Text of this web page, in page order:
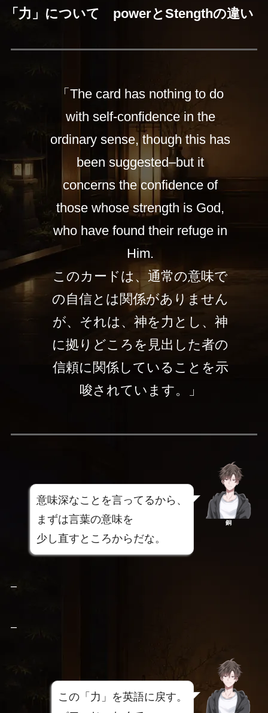
「力」について powerとStengthの違い
「The card has nothing to do
with self-confidence in the
ordinary sense, though this has
been suggested–but it
concerns the confidence of
those whose strength is God,
who have found their refuge in
Him.
このカードは、通常の意味で
の自信とは関係がありません
が、それは、神を力とし、神
に拠りどころを見出した者の
信頼に関係していることを示
唆されています。」
意味深なことを言ってるから、
まずは言葉の意味を
少し直すところからだな。
銅
–
–
この「力」を英語に戻す。